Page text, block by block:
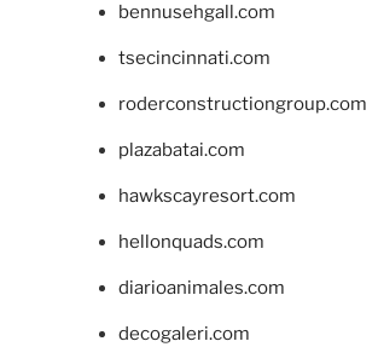
bennusehgall.com
tsecincinnati.com
roderconstructiongroup.com
plazabatai.com
hawkscayresort.com
hellonquads.com
diarioanimales.com
decogaleri.com